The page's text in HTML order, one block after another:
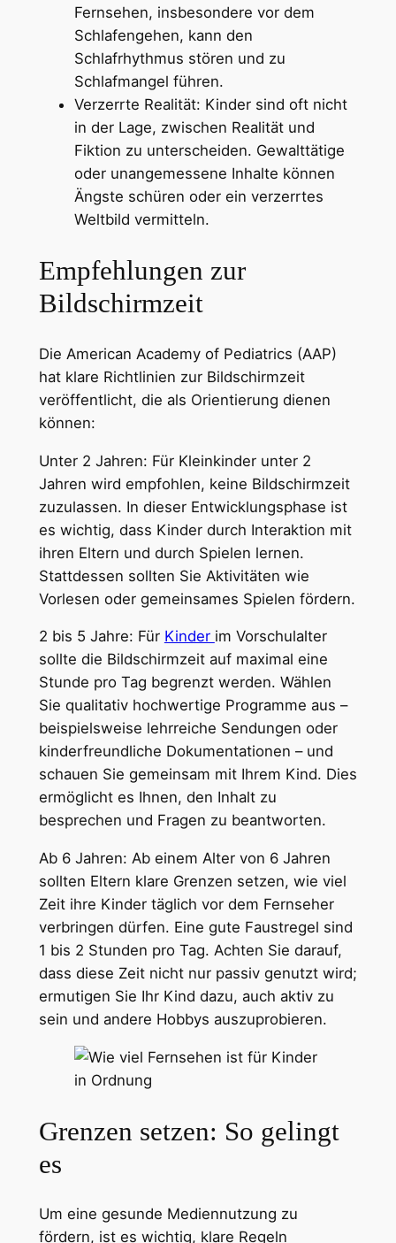
Fernsehen, insbesondere vor dem
Schlafengehen, kann den
Schlafrhythmus stören und zu
Schlafmangel führen.
Verzerrte Realität: Kinder sind oft nicht
in der Lage, zwischen Realität und
Fiktion zu unterscheiden. Gewalttätige
oder unangemessene Inhalte können
Ängste schüren oder ein verzerrtes
Weltbild vermitteln.
Empfehlungen zur
Bildschirmzeit
Die American Academy of Pediatrics (AAP)
hat klare Richtlinien zur Bildschirmzeit
veröffentlicht, die als Orientierung dienen
können:
Unter 2 Jahren: Für Kleinkinder unter 2
Jahren wird empfohlen, keine Bildschirmzeit
zuzulassen. In dieser Entwicklungsphase ist
es wichtig, dass Kinder durch Interaktion mit
ihren Eltern und durch Spielen lernen.
Stattdessen sollten Sie Aktivitäten wie
Vorlesen oder gemeinsames Spielen fördern.
2 bis 5 Jahre: Für Kinder im Vorschulalter
sollte die Bildschirmzeit auf maximal eine
Stunde pro Tag begrenzt werden. Wählen
Sie qualitativ hochwertige Programme aus –
beispielsweise lehrreiche Sendungen oder
kinderfreundliche Dokumentationen – und
schauen Sie gemeinsam mit Ihrem Kind. Dies
ermöglicht es Ihnen, den Inhalt zu
besprechen und Fragen zu beantworten.
Ab 6 Jahren: Ab einem Alter von 6 Jahren
sollten Eltern klare Grenzen setzen, wie viel
Zeit ihre Kinder täglich vor dem Fernseher
verbringen dürfen. Eine gute Faustregel sind
1 bis 2 Stunden pro Tag. Achten Sie darauf,
dass diese Zeit nicht nur passiv genutzt wird;
ermutigen Sie Ihr Kind dazu, auch aktiv zu
sein und andere Hobbys auszuprobieren.
Grenzen setzen: So gelingt
es
Um eine gesunde Mediennutzung zu
fördern, ist es wichtig, klare Regeln